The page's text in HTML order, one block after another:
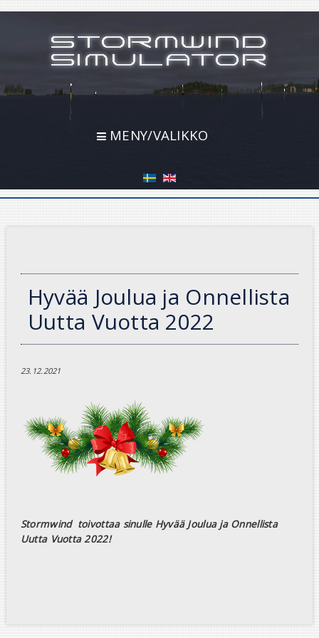
MENY/VALIKKO
Hyvää Joulua ja Onnellista
Uutta Vuotta 2022
23.12.2021
Stormwind toivottaa sinulle Hyvää Joulua ja Onnellista
Uutta Vuotta 2022!